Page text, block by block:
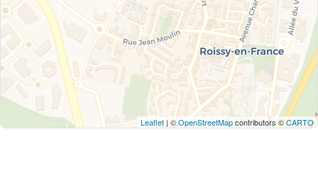
Leaflet | ©OpenStreetMapcontributors ©CARTO